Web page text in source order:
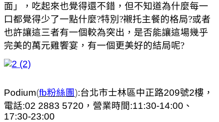
面」，吃起來也覺得還不錯，但不知道為什麼每一
口都覺得少了一點什麼?特別?襯托主餐的格局?或者
也許讓這三者有一個較為突出，是否能讓這場幾乎
完美的萬元雞饗宴，有一個更美好的結局呢?
Podium(fb粉絲團):台北市士林區中正路209號2樓，
電話:02 2883 5720，營業時間:11:30-14:00、
17:30-23:00